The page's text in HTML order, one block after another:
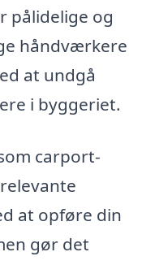
pålidelige og
håndværkere
at undgå
i byggeriet.
carport-
at opføre din
gør det